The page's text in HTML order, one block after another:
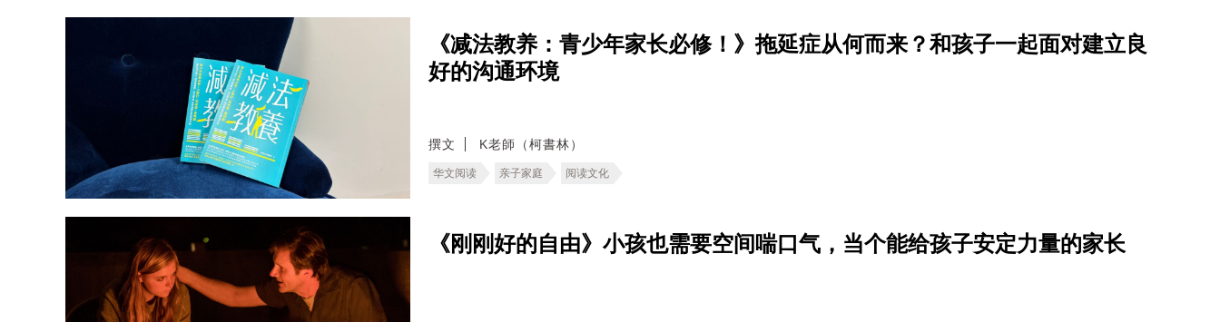
《减法教养：青少年家长必修！》拖延症从何而来？和孩子一起面对建立良
好的沟通环境
撰文 K老師（柯書林）
华文阅读 亲子家庭 阅读文化
《刚刚好的自由》小孩也需要空间喘口气，当个能给孩子安定力量的家长